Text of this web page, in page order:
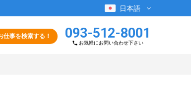
日本語
仕事を検索する！ 093-512-8001
お気軽にお問い合わせ下さい